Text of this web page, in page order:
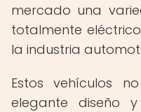
mercado una
totalmente
la industria
Estos vehículos
elegante diseño